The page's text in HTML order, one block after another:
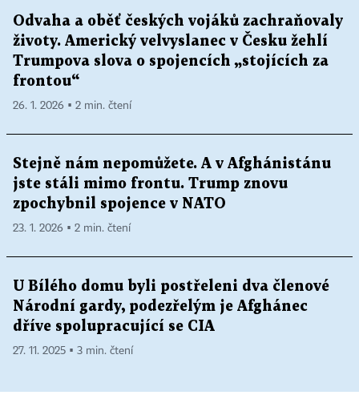
Odvaha a oběť českých vojáků zachraňovaly
životy. Americký velvyslanec v Česku žehlí
Trumpova slova o spojencích „stojících za
frontou“
26. 1. 2026 ▪ 2 min. čtení
Stejně nám nepomůžete. A v Afghánistánu
jste stáli mimo frontu. Trump znovu
zpochybnil spojence v NATO
23. 1. 2026 ▪ 2 min. čtení
U Bílého domu byli postřeleni dva členové
Národní gardy, podezřelým je Afghánec
dříve spolupracující se CIA
27. 11. 2025 ▪ 3 min. čtení